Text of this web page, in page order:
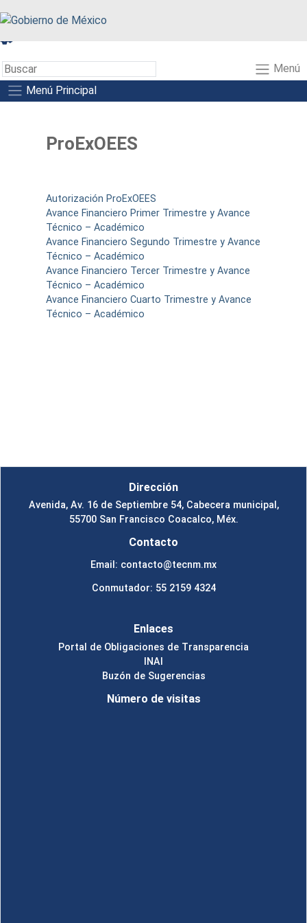
Menú
Menú Principal
ProExOEES
Autorización ProExOEES
Avance Financiero Primer Trimestre y Avance
Técnico – Académico
Avance Financiero Segundo Trimestre y Avance
Técnico – Académico
Avance Financiero Tercer Trimestre y Avance
Técnico – Académico
Avance Financiero Cuarto Trimestre y Avance
Técnico – Académico
Dirección
Avenida, Av. 16 de Septiembre 54, Cabecera municipal,
55700 San Francisco Coacalco, Méx.
Contacto
Email: contacto@tecnm.mx
Conmutador: 55 2159 4324
Enlaces
Portal de Obligaciones de Transparencia
INAI
Buzón de Sugerencias
Número de visitas